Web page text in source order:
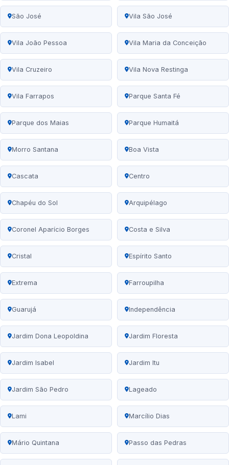
São José Vila São José
Vila João Pessoa Vila Maria da Conceição
Vila Cruzeiro Vila Nova Restinga
Vila Farrapos Parque Santa Fé
Parque dos Maias Parque Humaitá
Morro Santana Boa Vista
Cascata Centro
Chapéu do Sol Arquipélago
Coronel Aparício Borges Costa e Silva
Cristal Espírito Santo
Extrema Farroupilha
Guarujá Independência
Jardim Dona Leopoldina Jardim Floresta
Jardim Isabel Jardim Itu
Jardim São Pedro Lageado
Lami Marcílio Dias
Mário Quintana Passo das Pedras